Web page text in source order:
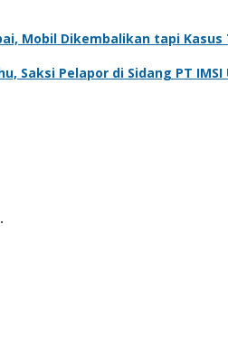
Mobil Dikembalikan tapi
Saksi Pelapor di Sidang PT